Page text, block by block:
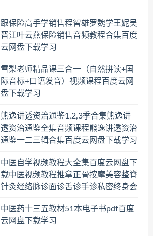
跟保险高手学销售程智雄罗魏学王妮吴
晋江叶云燕保险销售音频教程合集百度
云网盘下载学习
雪梨老师精品课三合一（自然拼读+国
际音标+口语发音）视频课程百度云网
盘下载学习
熊逸讲透资治通鉴1,2,3季合集熊逸讲
透资治通鉴全集音频课程熊逸讲透资治
通鉴一二三辑合集百度云网盘下载学习
中医自学视频教程大全集百度云网盘下
载中医视频教程推拿正骨按摩美容整脊
针灸经络脉诊面诊舌诊手诊私密终身会
中医药十三五教材51本电子书pdf百度
云网盘下载学习